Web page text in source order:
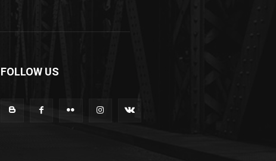
FOLLOW US